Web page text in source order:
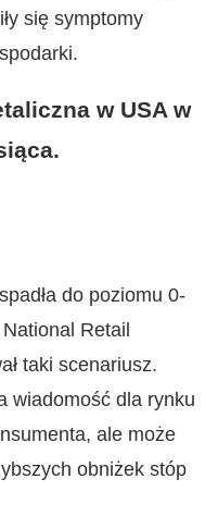
się symptomy
w USA w
do poziomu 0-
Retail
taki scenariusz.
wiadomość dla rynku
ale może
obniżek stóp